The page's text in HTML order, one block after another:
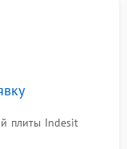
плиты Indesit